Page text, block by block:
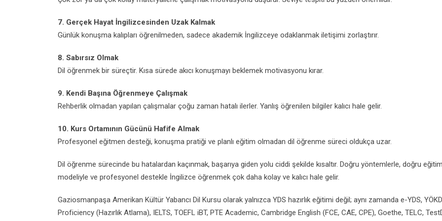
7. Gerçek Hayat İngilizcesinden Uzak Kalmak
Günlük konuşma kalıpları öğrenilmeden, sadece akademik İngilizceye odaklanmak iletişimi zorlaştırır.
8. Sabırsız Olmak
Dil öğrenmek bir süreçtir. Kısa sürede akıcı konuşmayı beklemek motivasyonu kırar.
9. Kendi Başına Öğrenmeye Çalışmak
Rehberlik olmadan yapılan çalışmalar çoğu zaman hatalı ilerler. Yanlış öğrenilen bilgiler kalıcı hale gelir.
10. Kurs Ortamının Gücünü Hafife Almak
Profesyonel eğitmen desteği, konuşma pratiği ve planlı eğitim olmadan dil öğrenme süreci oldukça uzar.
Dil öğrenme sürecinde bu hatalardan kaçınmak, başarıya giden yolu ciddi şekilde kısaltır. Doğru yöntemlerle, doğru eğitim
modeliyle ve profesyonel destekle İngilizce öğrenmek çok daha kolay ve kalıcı hale gelir.
Gaziosmanpaşa Amerikan Kültür Yabancı Dil Kursu olarak yalnızca YDS hazırlık eğitimi değil; aynı zamanda e-YDS,
Proficiency (Hazırlık Atlama), IELTS, TOEFL iBT, PTE Academic, Cambridge English (FCE, CAE, CPE), Goethe, TELC,